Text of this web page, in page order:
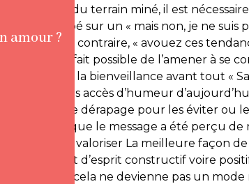
amour ?
sortir du terrain miné, il est nécessaire
reste campé sur un « mais non, je ne suis
difficile. Au contraire, « avouez ces
tout à fait possible de l’amener à se
De la bienveillance avant tout «
dire que les accès d’humeur
éventuels de dérapage pour les éviter ou
compte que le message a été perçu
rassurer. Le valoriser La meilleure façon
dans un état d’esprit constructif voire
que cela ne devienne pas un